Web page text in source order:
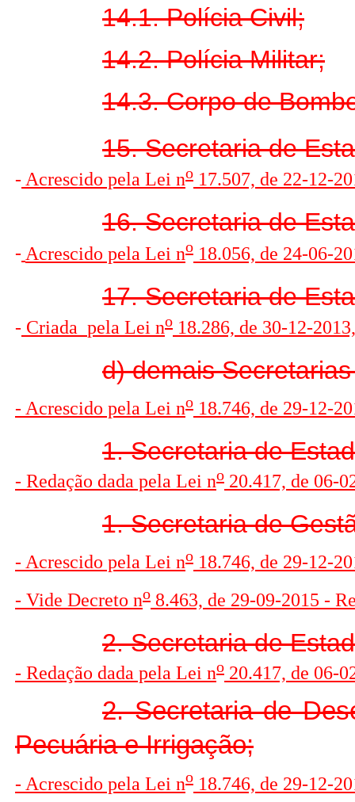
14.1. Polícia Civil;
14.2. Polícia Militar;
14.3. Corpo de
15. Secretaria de
-Acrescido pela Lei no 17.507, de 22-12-
16. Secretaria de
- Acrescido pela Lei no 18.056, de 24-06-
17. Secretaria de
- Criada pela Lei no 18.286, de 30-12-
d) demais
- Acrescido pela Lei no 18.746, de 29-12-
1. Secretaria de
- Redação dada pela Lei no 20.417, de 06-
1. Secretaria de
- Acrescido pela Lei no 18.746, de 29-12-
- Vide Decreto no 8.463, de 29-09-2015 -
2. Secretaria de
- Redação dada pela Lei no 20.417, de 06-
2. Secretaria de
Pecuária e Irrigação;
- Acrescido pela Lei no 18.746, de 29-12-